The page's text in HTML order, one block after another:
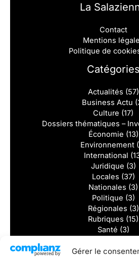
Gérer le
La
Contact
Mentions
Politique de
Catégories
Actualités (57)
Business Actu
Culture (17)
Dossiers thématiques –
Économie (13)
Environnement
International
Juridique (3)
Locales (37)
Nationales (3)
Politique (3)
Régionales (3)
Rubriques (15)
Santé (3)
Sports(8)